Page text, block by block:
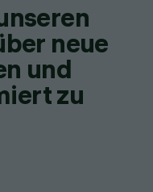
neue
und
zu